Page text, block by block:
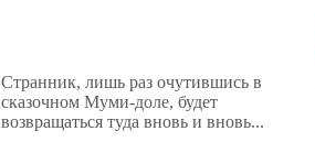
Странник, лишь раз очутившись в
сказочном Муми-доле, будет
возвращаться туда вновь и вновь...